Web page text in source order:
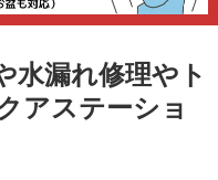
水漏れ修理やト
アステーショ